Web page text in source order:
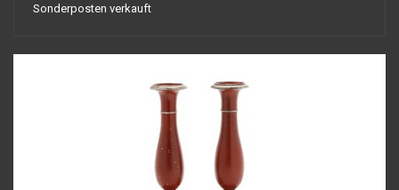
Sonderposten verkauft